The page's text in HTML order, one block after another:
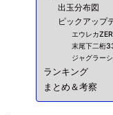
出玉分布図
ピックアップ
エウレカ
末尾下二桁
ジャグラー
ランキング
まとめ＆考察